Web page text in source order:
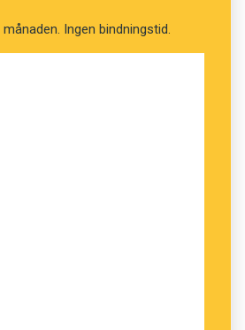
Ingen bindningstid.